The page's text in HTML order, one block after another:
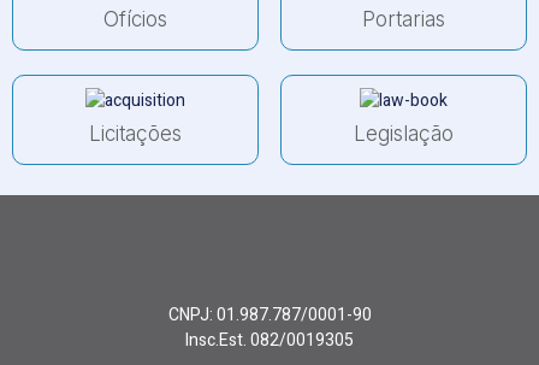
Ofícios Portarias
Licitações Legislação
CNPJ: 01.987.787/0001-90
Insc.Est. 082/0019305